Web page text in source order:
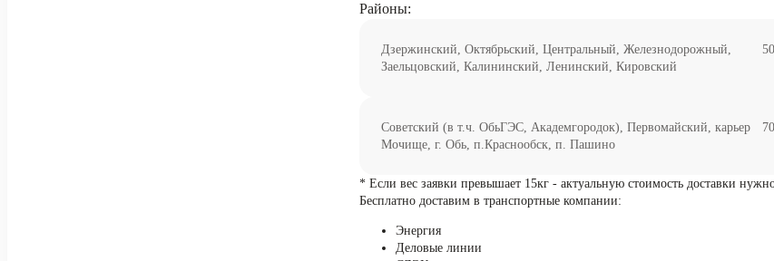
Районы:
Дзержинский, Октябрьский, Центральный, Железнодорожный,
Заельцовский, Калининский, Ленинский, Кировский
Советский (в т.ч. ОбьГЭС, Академгородок), Первомайский, карьер
Мочище, г. Обь, п.Краснообск, п. Пашино
* Если вес заявки превышает 15кг - актуальную стоимость доставки
Бесплатно доставим в транспортные компании:
Энергия
Деловые линии